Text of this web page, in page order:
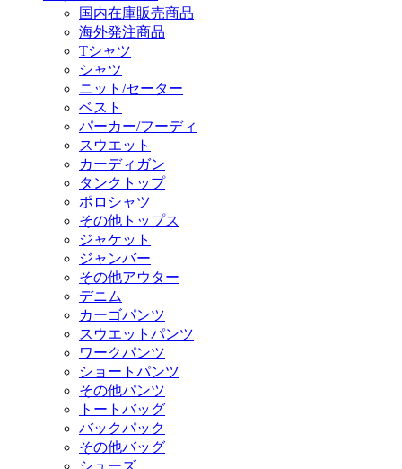
国内在庫販売商品
海外発注商品
Tシャツ
シャツ
ニット/セーター
ベスト
パーカー/フーディ
スウエット
カーディガン
タンクトップ
ポロシャツ
その他トップス
ジャケット
ジャンバー
その他アウター
デニム
カーゴパンツ
スウエットパンツ
ワークパンツ
ショートパンツ
その他パンツ
トートバッグ
バックパック
その他バッグ